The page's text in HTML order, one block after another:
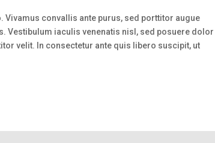
Vivamus convallis ante purus, sed porttitor augue
Vestibulum iaculis venenatis nisl, sed posuere dolor
velit. In consectetur ante quis libero suscipit, ut